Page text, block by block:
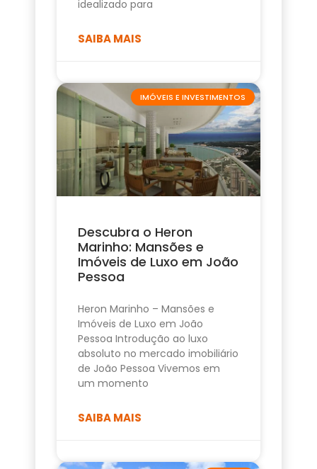
idealizado para
SAIBA MAIS
IMÓVEIS E INVESTIMENTOS
Descubra o Heron
Marinho: Mansões e
Imóveis de Luxo em João
Pessoa
Heron Marinho – Mansões e
Imóveis de Luxo em João
Pessoa Introdução ao luxo
absoluto no mercado imobiliário
de João Pessoa Vivemos em
um momento
SAIBA MAIS